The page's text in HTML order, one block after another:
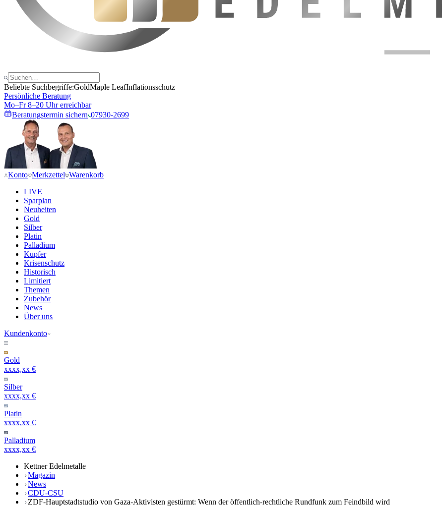
Beliebte Suchbegriffe:GoldMaple LeafInflationsschutz
Persönliche Beratung
Mo–Fr 8–20 Uhr erreichbar
Beratungstermin sichern 07930-2699
Konto Merkzettel Warenkorb
LIVE
Sparplan
Neuheiten
Gold
Silber
Platin
Palladium
Kupfer
Krisenschutz
Historisch
Limitiert
Themen
Zubehör
News
Über uns
Kundenkonto
Gold
xxxx,xx €
Silber
xxxx,xx €
Platin
xxxx,xx €
Palladium
xxxx,xx €
Kettner Edelmetalle
Magazin
News
CDU-CSU
ZDF-Hauptstadtstudio von Gaza-Aktivisten gestürmt: Wenn der öffentlich-rechtliche Rundfunk zum Feindbild wird